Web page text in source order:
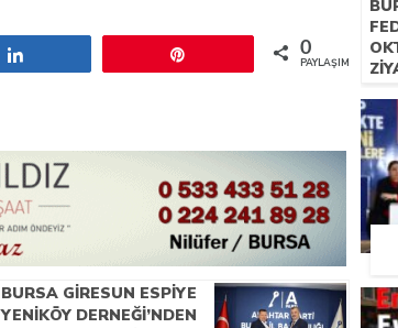
0
PAYLAŞIMLAR
BURSA GIRESUN ESPIYE
YENIKÖY DERNEĞI’NDEN